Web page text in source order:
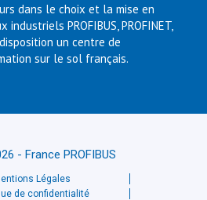
dans le choix et la mise en
PROFIBUS, PROFINET,
un centre de
sur le sol français.
- France PROFIBUS
Légales
de confidentialité